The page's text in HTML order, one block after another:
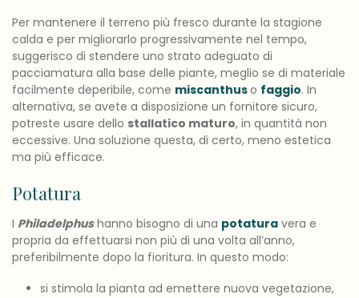
Per mantenere il terreno più fresco durante la stagione
calda e per migliorarlo progressivamente nel tempo,
suggerisco di stendere uno strato adeguato di
pacciamatura alla base delle piante, meglio se di materiale
facilmente deperibile, come miscanthuso faggio. In
alternativa, se avete a disposizione un fornitore sicuro,
potreste usare dello stallatico maturo, in quantità non
eccessive. Una soluzione questa, di certo, meno estetica
ma più efficace.
Potatura
I Philadelphushanno bisogno di una potatura vera e
propria da effettuarsi non più di una volta all’anno,
preferibilmente dopo la fioritura. In questo modo:
si stimola la pianta ad emettere nuova vegetazione,